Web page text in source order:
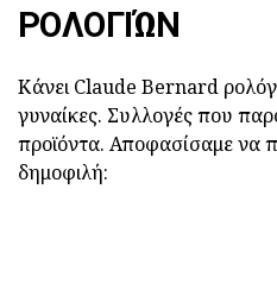
ΡΟΛΟΓΙΏΝ
Κάνει Claude Bernard
γυναίκες. Συλλογές που
προϊόντα. Αποφασίσαμε να
δημοφιλή: